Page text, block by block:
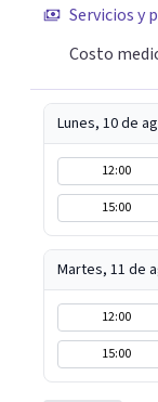
Servicios y
Costo
Lunes, 10 de
12:00
15:00
Martes, 11 de
12:00
15:00